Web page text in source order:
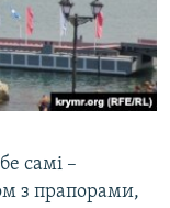
самі –
з прапорами,